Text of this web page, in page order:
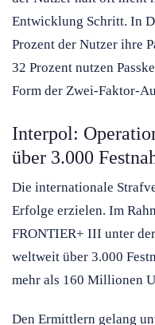
Entwicklung Schritt. In
Prozent der Nutzer ihre
32 Prozent nutzen
Form der Zwei-Faktor-
Interpol:
über 3.000
Die internationale
Erfolge erzielen. Im
FRONTIER+ III unter
weltweit über 3.000
mehr als 160 Millionen
Den Ermittlern gelang